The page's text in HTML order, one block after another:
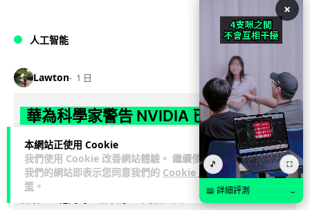
本網站正使用 Cookie
我們使用 Cookie 改善網站體驗。 繼續使用
我們的網站即表示您同意我們的 Cookie 政
策 。
人工智能
Lawton 1 日
華為科學家警告 NVIDIA 已近物理極限
華為「韜定律」可繞過摩爾定律瓶頸
華為半導體首席科學家廖恒罕見接受近 5 小時專訪，警告
NVIDIA 等西方晶片巨頭正逼近物理極限，傳統製程升級已失經
×
🎵 ⛶
📖 詳細評測 →